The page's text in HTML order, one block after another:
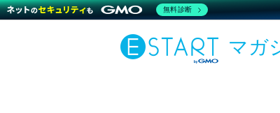
マガ
無料診断